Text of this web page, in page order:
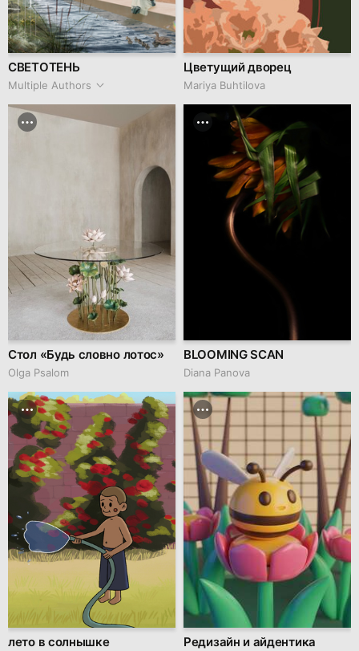
СВЕТОТЕНЬ
Multiple Authors
Цветущий дворец
Mariya Buhtilova
Стол «Будь словно лотос»
Olga Psalom
BLOOMING SCAN
Diana Panova
лето в солнышке
Редизайн и айдентика